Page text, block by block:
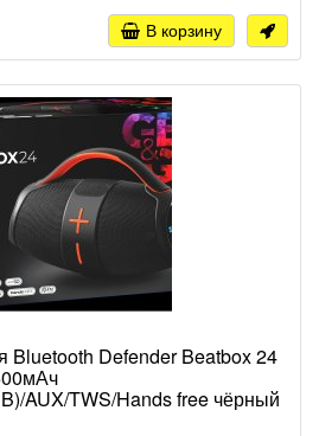
В корзину
Bluetooth Defender Beatbox 24
AUX/TWS/Hands free чёрный